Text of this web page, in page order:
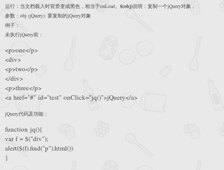
运行：当文档载入时背景变成黑色，相当于onLoad。 $(obj)说明：复制一个jQuery对象，
参数：obj (jQuery): 要复制的jQuery对象
例子：
未执行jQuery前：
<p>one</p>
<div>
<p>two</p>
</div>
<p>three</p>
<a href="#" id="test" onClick="jq()">jQuery</a>
jQuery代码及功能：
function jq(){
var f = $("div");
alert($(f).find("p").html())
}